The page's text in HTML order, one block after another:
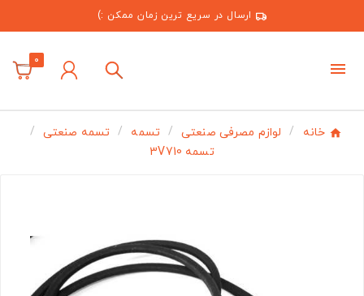
ارسال در سریع ترین زمان ممکن :)
0
خانه لوازم مصرفی صنعتی تسمه
تسمه صنعتی
تسمه 3V710